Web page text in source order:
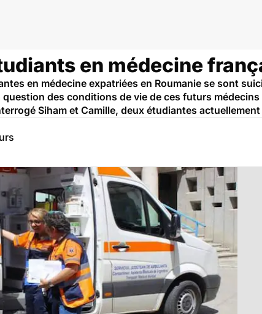
en médecine
en médecine expatriées en Roumanie se sont
des conditions de vie de ces futurs
Siham et Camille, deux étudiantes